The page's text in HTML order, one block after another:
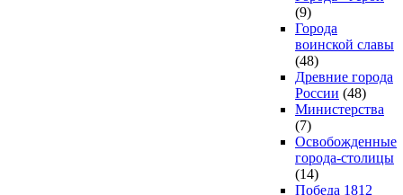
(9)
Города
воинской славы
(48)
Древние города
России (48)
Министерства
(7)
Освобожденные
города-столицы
(14)
Победа 1812